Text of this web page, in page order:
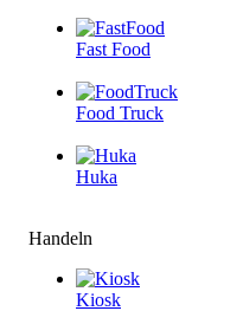
Fast Food
Food Truck
Huka
Handeln
Kiosk